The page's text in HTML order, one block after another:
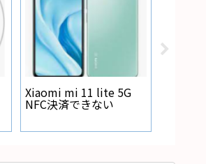
Xiaomi mi 11 lite 5G
NFC決済できない